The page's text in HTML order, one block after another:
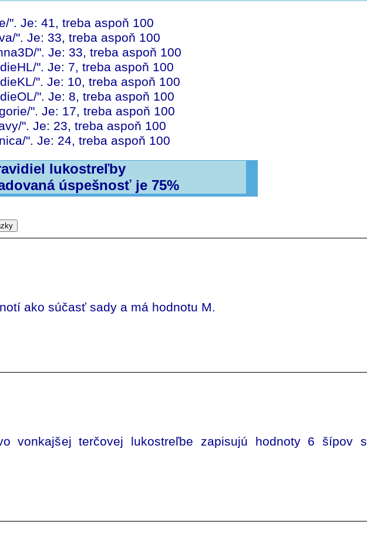
". Je: 41, treba aspoň 100
". Je: 33, treba aspoň 100
". Je: 33, treba aspoň 100
". Je: 7, treba aspoň 100
". Je: 10, treba aspoň 100
". Je: 8, treba aspoň 100
". Je: 17, treba aspoň 100
". Je: 23, treba aspoň 100
". Je: 24, treba aspoň 100
lukostreľby
úspešnosť je 75%
ako súčasť sady a má hodnotu M.
vonkajšej terčovej lukostreľbe zapisujú hodnoty 6 šípov s